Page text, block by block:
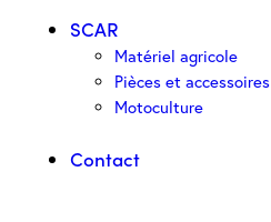
SCAR
Matériel agricole
Pièces et accessoires
Motoculture
Contact